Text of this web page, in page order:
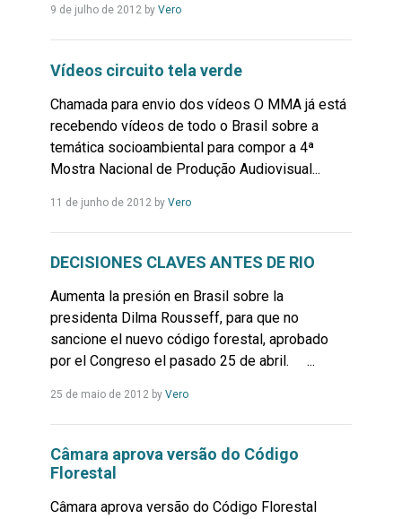
9 de julho de 2012by VeroLeia
Vídeos circuito tela verde
Chamada para envio dos vídeos O MMA já está
recebendo vídeos de todo o Brasil sobre a
temática socioambiental para compor a 4ª
Mostra Nacional de Produção Audiovisual...
11 de junho de 2012 by VeroLeia
DECISIONES CLAVES ANTES DE RIO
Aumenta la presión en Brasil sobre la
presidenta Dilma Rousseff, para que no
sancione el nuevo código forestal, aprobado
por el Congreso el pasado 25 de abril. ...
25 de maio de 2012by VeroLeia
Câmara aprova versão do Código
Florestal
Câmara aprova versão do Código Florestal